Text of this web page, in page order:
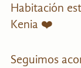
Habitación
Kenia ❤️
Seguimos